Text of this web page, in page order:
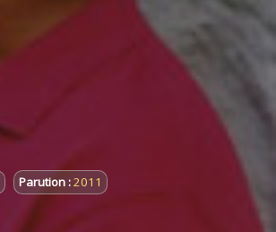
Parution :2011